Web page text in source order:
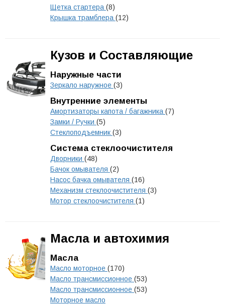
Щетка стартера (8)
Крышка трамблера (12)
Кузов и Составляющие
Наружные части
Зеркало наружное (3)
Внутренние элементы
Амортизаторы капота / багажника (7)
Замки / Ручки (5)
Стеклоподъемник (3)
Система стеклоочистителя
Дворники (48)
Бачок омывателя (2)
Насос бачка омывателя (16)
Механизм стеклоочистителя (3)
Мотор стеклоочистителя (1)
Масла и автохимия
Масла
Масло моторное (170)
Масло трансмиссионное (53)
Масло трансмиссионное (53)
Моторное масло